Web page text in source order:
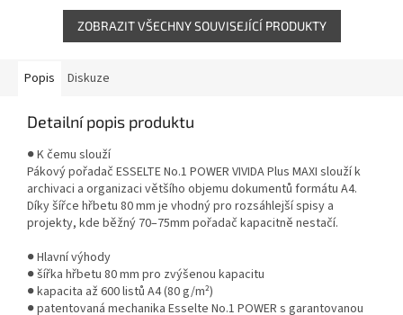
ZOBRAZIT VŠECHNY SOUVISEJÍCÍ PRODUKTY
Popis Diskuze
Detailní popis produktu
● K čemu slouží
Pákový pořadač ESSELTE No.1 POWER VIVIDA Plus MAXI slouží k
archivaci a organizaci většího objemu dokumentů formátu A4.
Díky šířce hřbetu 80 mm je vhodný pro rozsáhlejší spisy a
projekty, kde běžný 70–75mm pořadač kapacitně nestačí.
● Hlavní výhody
● šířka hřbetu 80 mm pro zvýšenou kapacitu
● kapacita až 600 listů A4 (80 g/m²)
● patentovaná mechanika Esselte No.1 POWER s garantovanou